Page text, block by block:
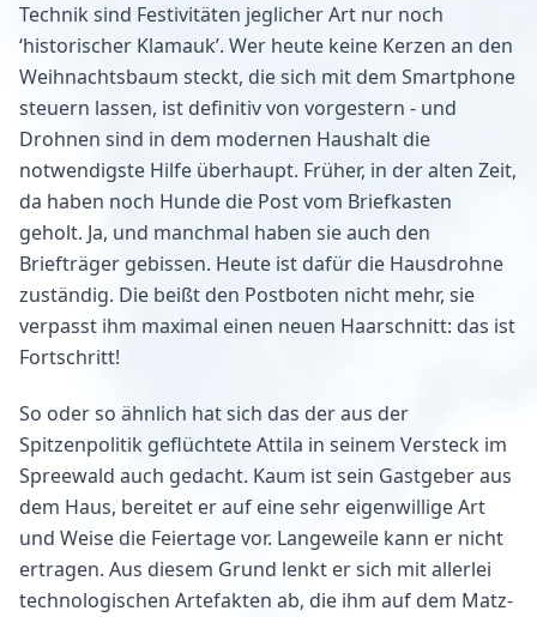
Technik sind Festivitäten jeglicher Art nur noch
‘historischer Klamauk’. Wer heute keine Kerzen an den
Weihnachtsbaum steckt, die sich mit dem Smartphone
steuern lassen, ist definitiv von vorgestern - und
Drohnen sind in dem modernen Haushalt die
notwendigste Hilfe überhaupt. Früher, in der alten Zeit,
da haben noch Hunde die Post vom Briefkasten
geholt. Ja, und manchmal haben sie auch den
Briefträger gebissen. Heute ist dafür die Hausdrohne
zuständig. Die beißt den Postboten nicht mehr, sie
verpasst ihm maximal einen neuen Haarschnitt: das ist
Fortschritt!
So oder so ähnlich hat sich das der aus der
Spitzenpolitik geflüchtete Attila in seinem Versteck im
Spreewald auch gedacht. Kaum ist sein Gastgeber aus
dem Haus, bereitet er auf eine sehr eigenwillige Art
und Weise die Feiertage vor. Langeweile kann er nicht
ertragen. Aus diesem Grund lenkt er sich mit allerlei
technologischen Artefakten ab, die ihm auf dem Matz-